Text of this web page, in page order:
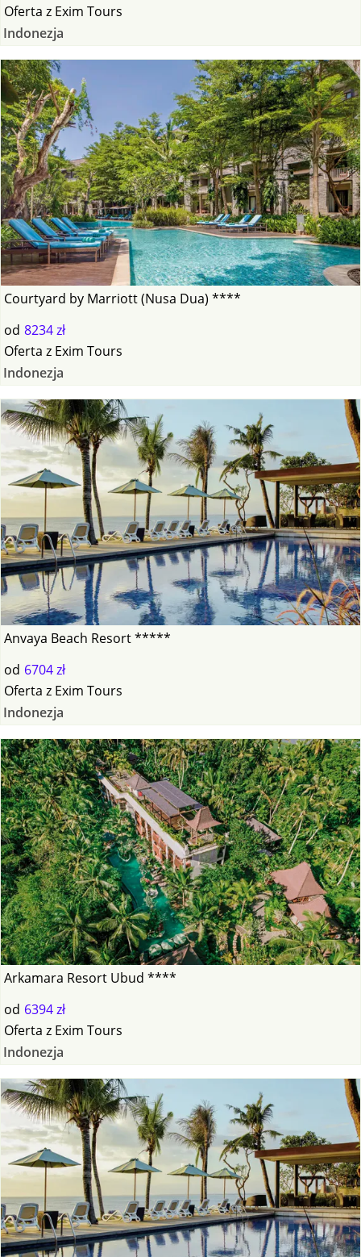
Oferta z Exim Tours
Indonezja
Courtyard by Marriott (Nusa Dua) ****
od 8234 zł
Oferta z Exim Tours
Indonezja
Anvaya Beach Resort *****
od 6704 zł
Oferta z Exim Tours
Indonezja
Arkamara Resort Ubud ****
od 6394 zł
Oferta z Exim Tours
Indonezja